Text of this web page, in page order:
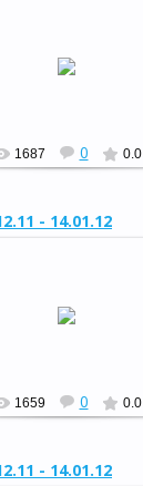
«Сохраним живую ель»
1687 0 0.0
- 14.01.12
«Сохраним живую ель»
1659 0 0.0
- 14.01.12